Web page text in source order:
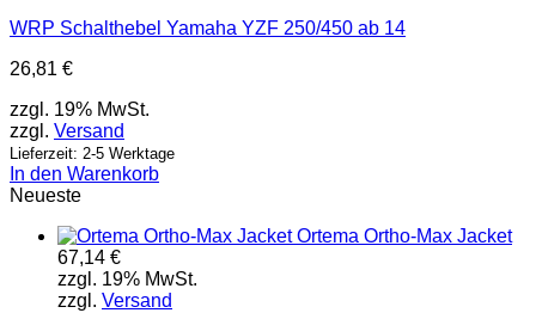
WRP Schalthebel Yamaha YZF 250/450 ab 14
26,81 €
zzgl. 19% MwSt.
zzgl. Versand
Lieferzeit: 2-5 Werktage
In den Warenkorb
Neueste
Ortema Ortho-Max Jacket
67,14 €
zzgl. 19% MwSt.
zzgl. Versand